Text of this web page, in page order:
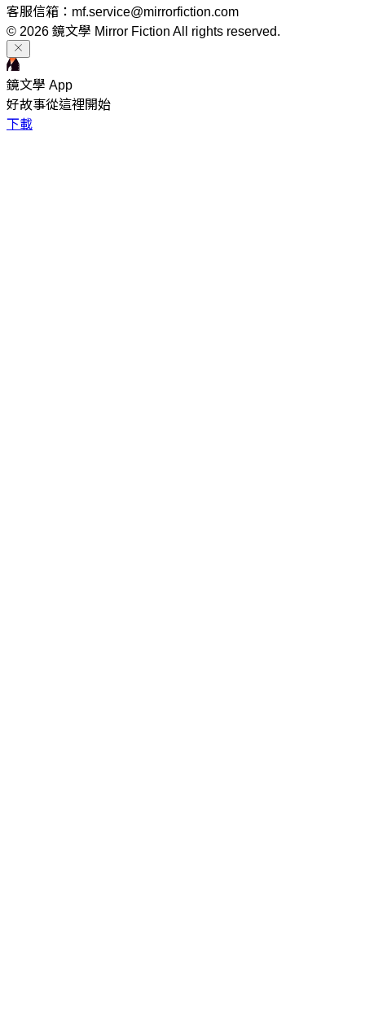
客服信箱：mf.service@mirrorfiction.com
© 2026 鏡文學 Mirror Fiction All rights reserved.
鏡文學 App
好故事從這裡開始
下載